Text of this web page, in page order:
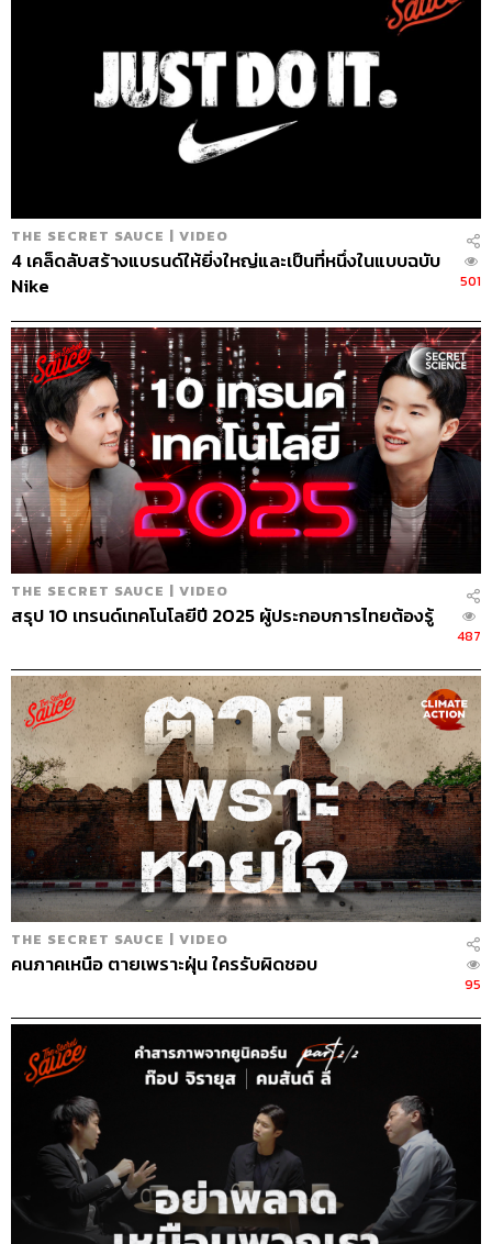
The Secret Sauce
เคน นครินทร์
นครินทร์ วนกิจไพบูลย์
เคล็ดลับความสำเร็จ
ถอดรหัสความสำเร็จ
Podcast
Business brand นครินทร์
ABOUT THE HOST
นครินทร์ วนกิจไพบูลย์
บรรณาธิการบริหาร สำนักข่าว THE
STANDARD วิทยากรด้านสื่อและการทำคอน
เทนต์ออนไลน์
THE SECRET SAUCE | VIDEO
4 เคล็ดลับสร้างแบรนด์ให้ยิ่งใหญ่และเป็นที่หนึ่งในแบบฉบับ
Nike
501
THE SECRET SAUCE | VIDEO
สรุป 10 เทรนด์เทคโนโลยีปี 2025 ผู้ประกอบการไทยต้องรู้
487
THE SECRET SAUCE | VIDEO
คนภาคเหนือ ตายเพราะฝุ่น ใครรับผิดชอบ
95